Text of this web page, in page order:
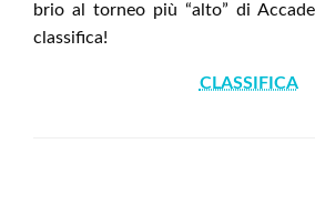
brio al torneo più “alto” di
classifica!
CLASSIFICA